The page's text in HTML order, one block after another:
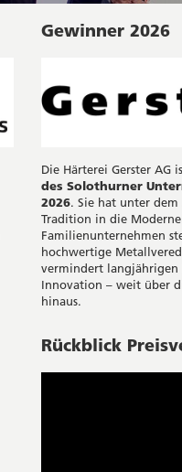
Gewinner 2026
Die Härterei Gerster AG
des Solothurner
2026. Sie hat unter
Tradition in die
Familienunternehmen
hochwertige
vermindert
Innovation – weit über
hinaus.
Rückblick